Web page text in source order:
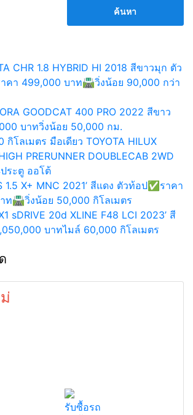
CHR 1.8 HYBRID HI 2018 สีขาวมุก ตัว
คา 499,000 บาท🛣️วิ่งน้อย 90,000 กว่า
GOODCAT 400 PRO 2022 สีขาว
บาทวิ่งน้อย 50,000 กม.
กิโลเมตร มือเดียว TOYOTA HILUX
PRERUNNER DOUBLECAB 2WD
ระตู ออโต้
1.5 X+ MNC 2021’ สีแดง ตัวท้อป✅ราคา
ท🛣️วิ่งน้อย 50,000 กิโลเมตร
sDRIVE 20d XLINE F48 LCI 2023’ สี
บาทไมล์ 60,000 กิโลเมตร
รับซื้อรถ